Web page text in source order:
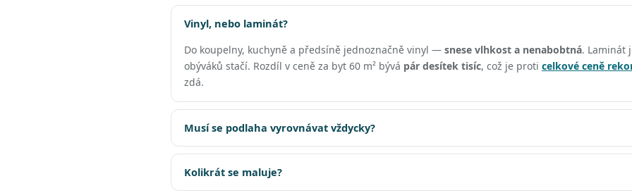
Vinyl, nebo laminát?
Do koupelny, kuchyně a předsíně jednoznačně vinyl — snese vlhkost a nenabobtná. Laminát
obýváků stačí. Rozdíl v ceně za byt 60 m² bývá pár desítek tisíc, což je proti celkové ceně
zdá.
Musí se podlaha vyrovnávat vždycky?
Kolikrát se maluje?